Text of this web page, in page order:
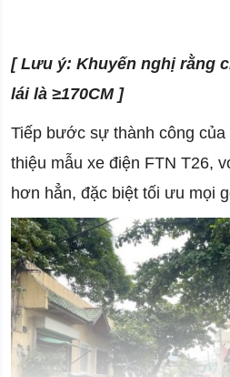
[ Lưu ý: Khuyến nghị rằng
lái là ≥170CM ]
Tiếp bước sự thành công của
thiệu mẫu xe điện FTN T26,
hơn hẳn, đặc biệt tối ưu mọi